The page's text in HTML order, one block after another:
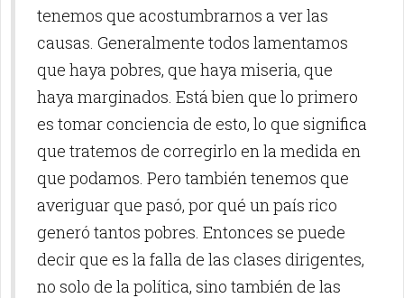
tenemos que acostumbrarnos a ver las
causas. Generalmente todos lamentamos
que haya pobres, que haya miseria, que
haya marginados. Está bien que lo primero
es tomar conciencia de esto, lo que significa
que tratemos de corregirlo en la medida en
que podamos. Pero también tenemos que
averiguar que pasó, por qué un país rico
generó tantos pobres. Entonces se puede
decir que es la falla de las clases dirigentes,
no solo de la política, sino también de las